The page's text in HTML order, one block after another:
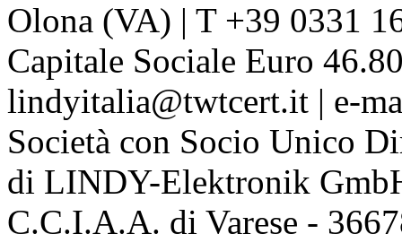
Olona (VA) | T +39 0331
Capitale Sociale Euro
lindyitalia@twtcert.it | e-
Società con Socio Unico
di LINDY-Elektronik
C.C.I.A.A. di Varese -